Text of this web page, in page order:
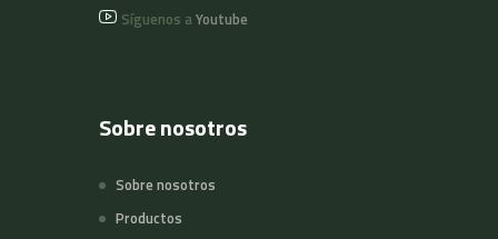
Síguenos aYoutube
Sobre nosotros
Sobre nosotros
Productos